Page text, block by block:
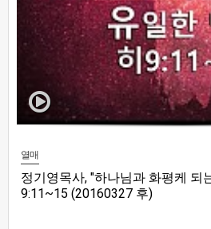
열매
정기영목사, "하나님과 화평케 되
9:11~15 (20160327 후)